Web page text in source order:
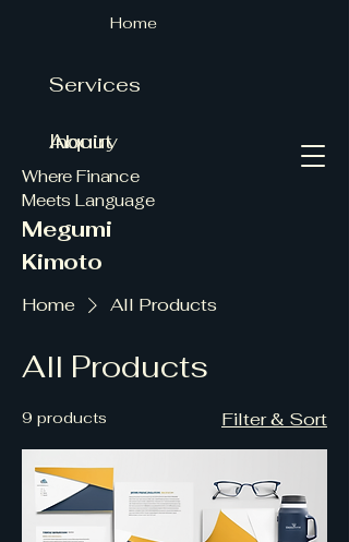
Where Finance
Meets Language
Megumi
Kimoto
About
Inquiry
Services
Home
Home All Products
All Products
9 products Filter & Sort